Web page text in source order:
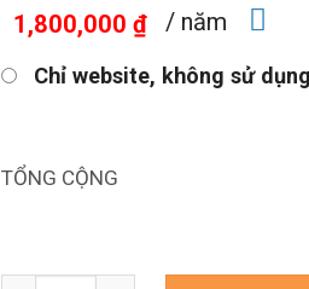
1,800,000 ₫ / năm
Chỉ website, không sử
TỔNG CỘNG